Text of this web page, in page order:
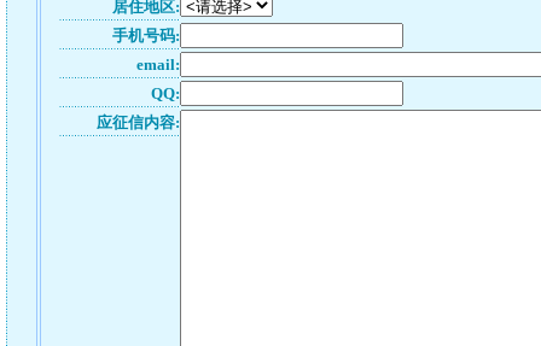
居住地区:
手机号码:
email:
QQ:
应征信内容: